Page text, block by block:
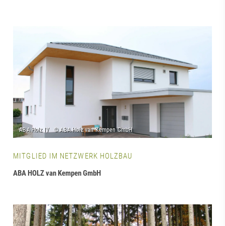
MITGLIED IM NETZWERK HOLZBAU
ABA HOLZ van Kempen GmbH